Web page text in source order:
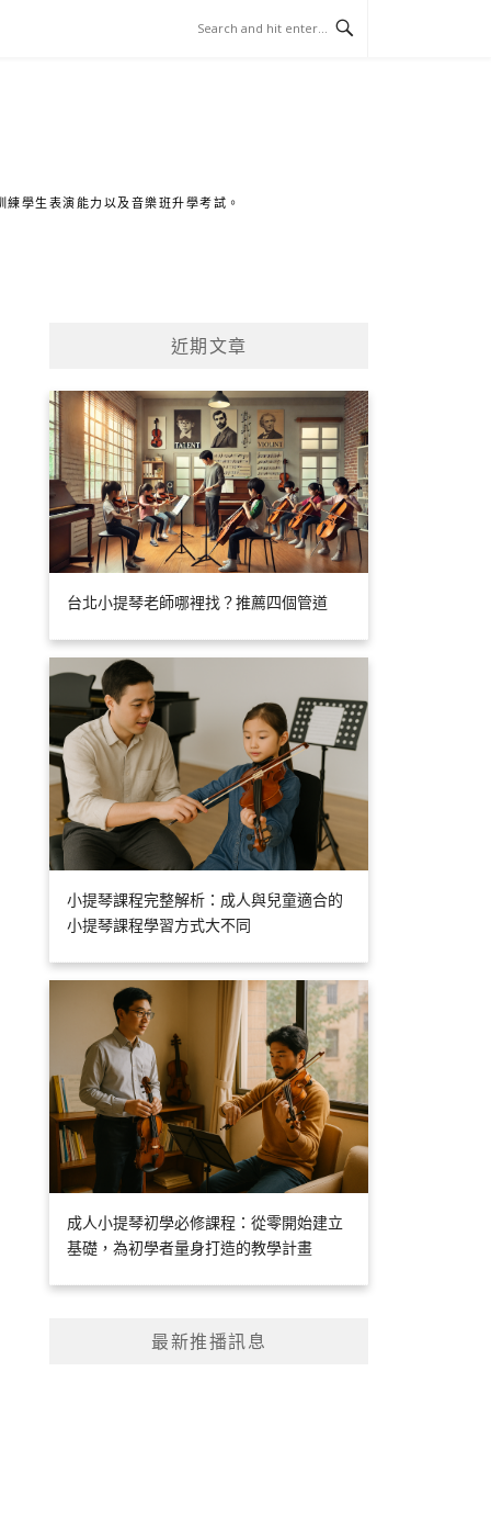
學生表演能力以及音樂班升學考試。
近期文章
台北小提琴老師哪裡找？推薦四個管道
小提琴課程完整解析：成人與兒童適合的
小提琴課程學習方式大不同
成人小提琴初學必修課程：從零開始建立
基礎，為初學者量身打造的教學計畫
最新推播訊息